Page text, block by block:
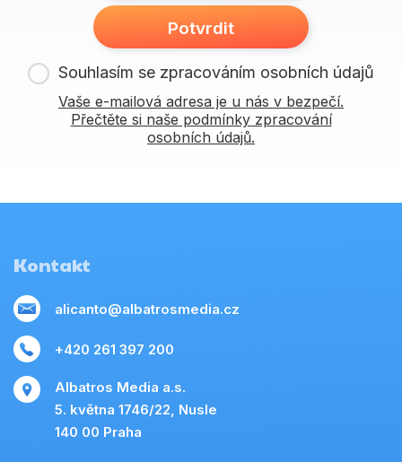
Potvrdit
Souhlasím se zpracováním osobních údajů
Vaše e-mailová adresa je u nás v bezpečí.
Přečtěte si naše podmínky zpracování
osobních údajů.
Kontakt
alicanto@albatrosmedia.cz
+420 261 397 200
Albatros Media a.s.
5. května 1746/22, Nusle
140 00 Praha